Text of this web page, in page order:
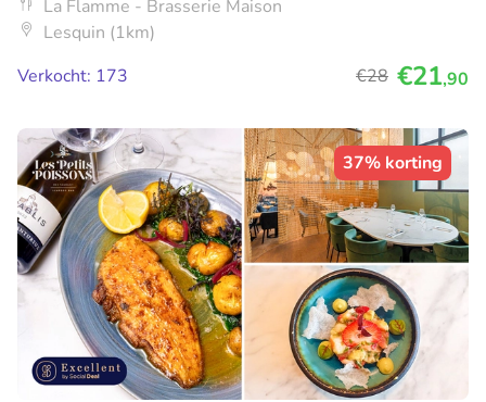
La Flamme - Brasserie Maison
Lesquin (1km)
Verkocht: 173
€28 €21,90
37% korting